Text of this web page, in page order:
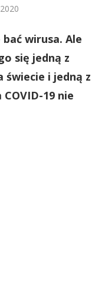
wirusa. Ale
się jedną z
świecie i jedną z
19 nie